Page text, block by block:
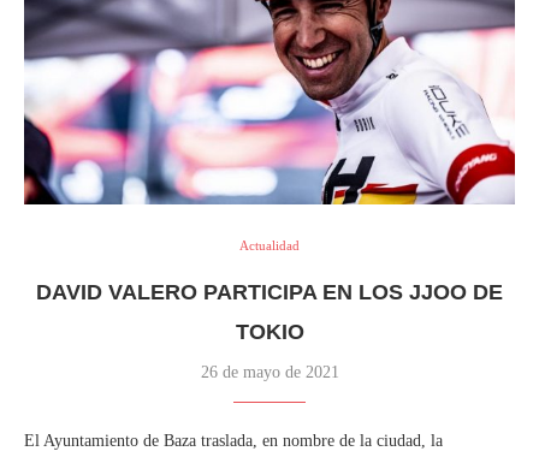
Actualidad
DAVID VALERO PARTICIPA EN LOS JJOO DE
TOKIO
26 de mayo de 2021
El Ayuntamiento de Baza traslada, en nombre de la ciudad, la